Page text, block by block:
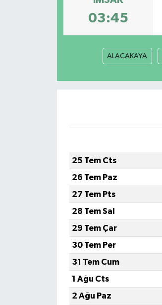
03:45
ALACAKAYA
25 Tem Cts
26 Tem Paz
27 Tem Pts
28 Tem Sal
29 Tem Çar
30 Tem Per
31 Tem Cum
1 Ağu Cts
2 Ağu Paz